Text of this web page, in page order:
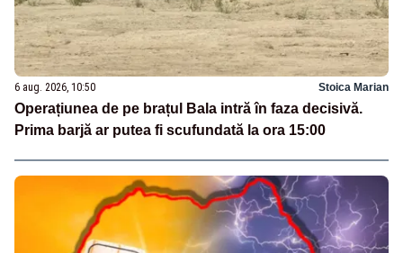
6 aug. 2026, 10:50 Stoica Marian
Operațiunea de pe brațul Bala intră în faza decisivă.
Prima barjă ar putea fi scufundată la ora 15:00